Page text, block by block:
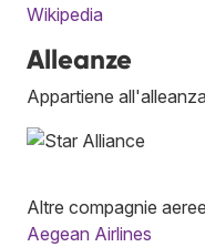
Wikipedia
Alleanze
Appartiene
Altre compagnie
Aegean Airlines